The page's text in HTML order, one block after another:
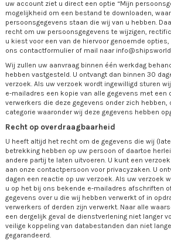
uw account ziet u direct een optie “Mijn
mogelijkheid om een bestand te downloaden,
persoonsgegevens staan die wij van u hebben.
recht om uw persoonsgegevens te wijzigen,
u kiest voor een van de hiervoor genoemde
ons contactformulier of mail naar
Wij zullen uw aanvraag binnen één werkdag
hebben vastgesteld. U ontvangt dan binnen 30
verzoek. Als uw verzoek wordt ingewilligd sturen
e-mailadres een kopie van alle gegevens met een
verwerkers die deze gegevens onder zich hebben,
categorie waaronder wij deze gegevens hebben
Recht op overdraagbaarheid
U heeft altijd het recht om de gegevens die wij
betrekking hebben op uw persoon of daartoe
andere partij te laten uitvoeren. U kunt een
aan onze contactpersoon voor privacyzaken. U
dagen een reactie op uw verzoek. Als uw verzoek
u op het bij ons bekende e-mailadres afschriften
gegevens over u die wij hebben verwerkt of in
verwerkers of derden zijn verwerkt. Naar alle
een dergelijk geval de dienstverlening niet langer
veilige koppeling van databestanden dan niet
gegarandeerd.